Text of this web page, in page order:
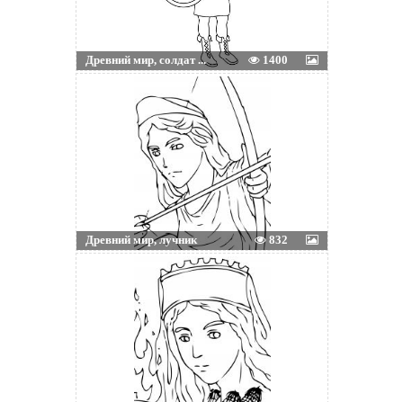
Древний мир, солдат ... 1400
Древний мир, лучник 832